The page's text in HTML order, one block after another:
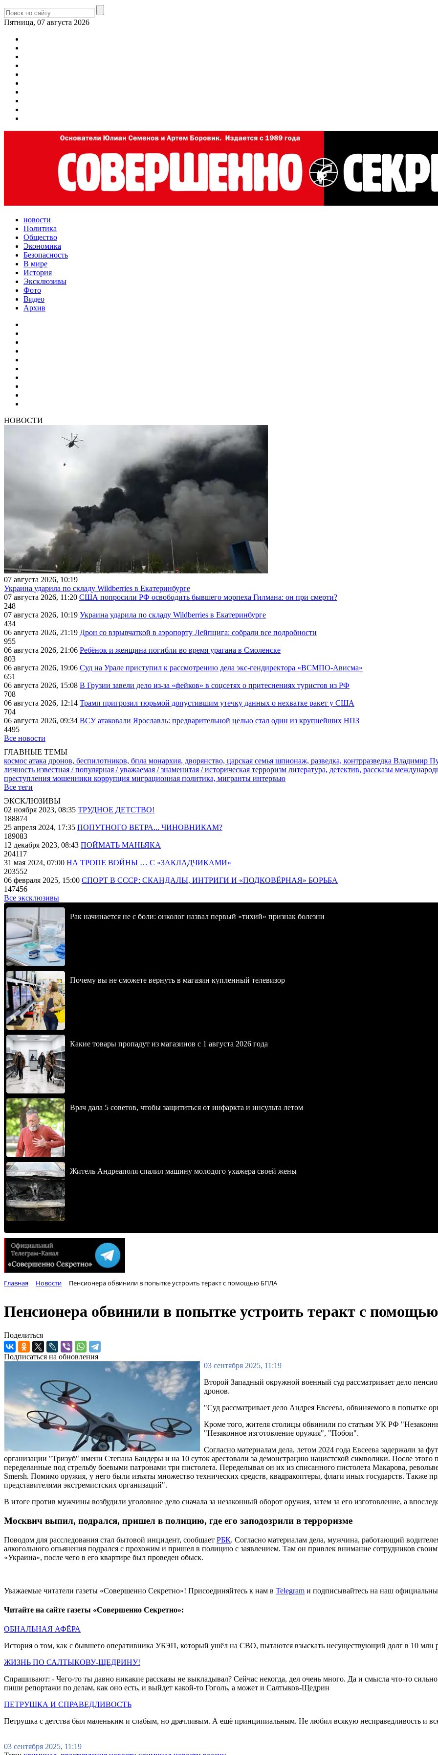
Пятница, 07 августа 2026
новости
Политика
Общество
Экономика
Безопасность
В мире
История
Эксклюзивы
Фото
Видео
Архив
НОВОСТИ
07 августа 2026, 10:19
Украина ударила по складу Wildberries в Екатеринбурге
07 августа 2026, 11:20 США попросили РФ освободить бывшего морпеха Гилмана: он при смерти?
248
07 августа 2026, 10:19 Украина ударила по складу Wildberries в Екатеринбурге
434
06 августа 2026, 21:19 Дрон со взрывчаткой в аэропорту Лейпцига: собрали все подробности
955
06 августа 2026, 21:06 Ребёнок и женщина погибли во время урагана в Смоленске
803
06 августа 2026, 19:06 Суд на Урале приступил к рассмотрению дела экс-гендиректора «ВСМПО-Ависма»
651
06 августа 2026, 15:08 В Грузии завели дело из-за «фейков» в соцсетях о притеснениях туристов из РФ
708
06 августа 2026, 12:14 Трамп пригрозил тюрьмой допустившим утечку данных о нехватке ракет у США
704
06 августа 2026, 09:34 ВСУ атаковали Ярославль: предварительной целью стал один из крупнейших НПЗ
4495
Все новости
ГЛАВНЫЕ ТЕМЫ
космос атака дронов, беспилотников, бпла монархия, дворянство, царская семья шпионаж, разведка, контрразведка Владимир
личность известная / популярная / уважаемая / знаменитая / историческая терроризм литература, детектив, рассказы
преступления мошенники коррупция миграционная политика, мигранты интервью
Все теги
ЭКСКЛЮЗИВЫ
02 ноября 2023, 08:35 ТРУДНОЕ ДЕТСТВО!
188874
25 апреля 2024, 17:35 ПОПУТНОГО ВЕТРА... ЧИНОВНИКАМ?
189083
12 декабря 2023, 08:43 ПОЙМАТЬ МАНЬЯКА
204117
31 мая 2024, 07:00 НА ТРОПЕ ВОЙНЫ … С «ЗАКЛАДЧИКАМИ»
203552
06 февраля 2025, 15:00 СПОРТ В СССР: СКАНДАЛЫ, ИНТРИГИ И «ПОДКОВЁРНАЯ» БОРЬБА
147456
Все эксклюзивы
Рак начинается не с боли: онколог назвал первый «тихий» признак болезни
Почему вы не сможете вернуть в магазин купленный телевизор
Какие товары пропадут из магазинов с 1 августа 2026 года
Врач дала 5 советов, чтобы защититься от инфаркта и инсульта летом
Житель Андреаполя спалил машину молодого ухажера своей жены
Главная Новости Пенсионера обвинили в попытке устроить теракт с помощью БПЛА
Пенсионера обвинили в попытке устроить теракт с
Поделиться
Подписаться на обновления
03 сентября 2025, 11:19
Второй Западный окружной военный суд рассматривает дело
дронов.
"Суд рассматривает дело Андрея Евсеева, обвиняемого в попытке
Кроме того, жителя столицы обвинили по статьям УК РФ
"Незаконное изготовление оружия", "Побои".
Согласно материалам дела, летом 2024 года Евсеева задержали за
организации "Тризуб" имени Степана Бандеры и на 10 суток арестовали за демонстрацию нацистской символики. После
переделанные под стрельбу боевыми патронами три пистолета. Переделывал он их из списанного пистолета Макарова,
Smersh. Помимо оружия, у него были изъяты множество технических средств, квадракоптеры, флаги иных государств. Также
представителями экстремистских организаций".
В итоге против мужчины возбудили уголовное дело сначала за незаконный оборот оружия, затем за его изготовление, а
Москвич выпил, подрался, пришел в полицию, где его заподозрили в терроризме
Поводом для расследования стал бытовой инцидент, сообщает РБК. Согласно материалам дела, мужчина, работающий
алкогольного опьянения подрался с прохожим и пришел в полицию с заявлением. Там он привлек внимание сотрудников
«Украина», после чего в его квартире был проведен обыск.
Уважаемые читатели газеты «Совершенно Секретно»! Присоединяйтесь к нам в Telegram и подписывайтесь на наш
Читайте на сайте газеты «Совершенно Секретно»:
ОБНАЛЬНАЯ АФЁРА
История о том, как с бывшего оперативника УБЭП, который ушёл на СВО, пытаются взыскать несуществующий долг в 10 млн
ЖИЗНЬ ПО САЛТЫКОВУ-ЩЕДРИНУ!
Спрашивают: - Чего-то ты давно никакие рассказы не выкладывал? Сейчас некогда, дел очень много. Да и смысла что-то
пиши репортажи по делам, как оно есть, и выйдет какой-то Гоголь, а может и Салтыков-Щедрин
ПЕТРУШКА И СПРАВЕДЛИВОСТЬ
Петрушка с детства был маленьким и слабым, но драчливым. А ещё принципиальным. Не любил всякую несправедливость и
03 сентября 2025, 11:19